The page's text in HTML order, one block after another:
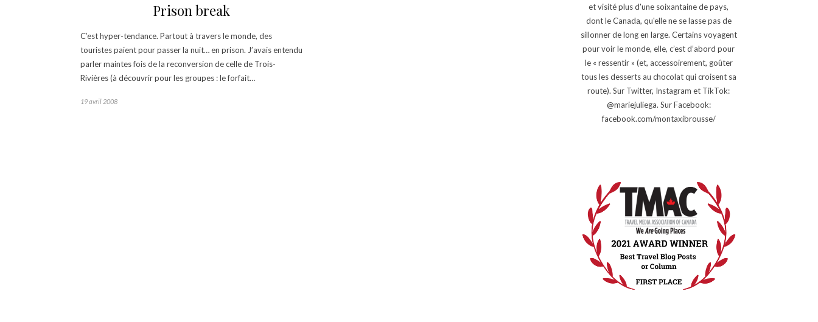
Prison break
C’est hyper-tendance. Partout à travers le monde, des
touristes paient pour passer la nuit… en prison. J’avais entendu
parler maintes fois de la reconversion de celle de Trois-
Rivières (à découvrir pour les groupes : le forfait…
19 avril 2008
et visité plus d'une soixantaine de pays,
dont le Canada, qu'elle ne se lasse pas de
sillonner de long en large. Certains voyagent
pour voir le monde, elle, c’est d’abord pour
le « ressentir » (et, accessoirement, goûter
tous les desserts au chocolat qui croisent sa
route). Sur Twitter, Instagram et TikTok:
@mariejuliega. Sur Facebook:
facebook.com/montaxibrousse/